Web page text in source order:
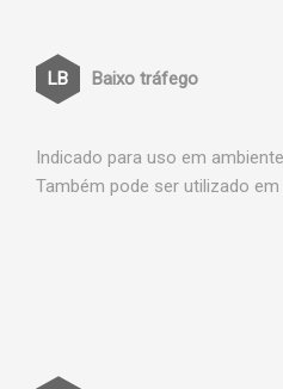
Baixo tráfego
Indicado para uso em
Também pode ser utilizado